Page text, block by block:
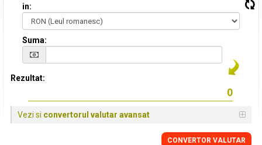
in:
Suma:
Rezultat:
Vezi si convertorul valutar avansat
CONVERTOR VALUTAR